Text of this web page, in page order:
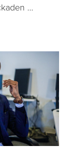
...